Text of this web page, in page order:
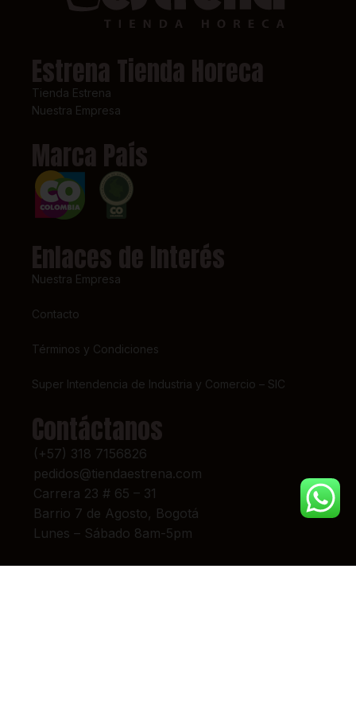
Estrena Tienda Horeca
Tienda Estrena
Nuestra Empresa
Marca País
Enlaces de Interés
Nuestra Empresa
Contacto
Términos y Condiciones
Super Intendencia de Industria y Comercio – SIC
Contáctanos
(+57) 318 7156826
pedidos@tiendaestrena.com
Carrera 23 # 65 – 31
Barrio 7 de Agosto, Bogotá
Lunes – Sábado 8am-5pm